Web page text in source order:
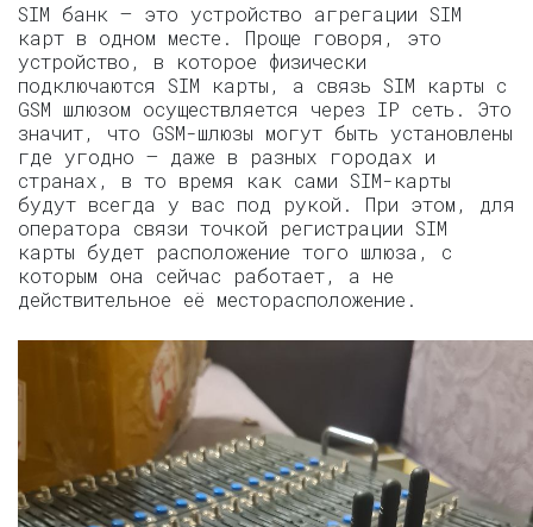
SIM банк — это устройство агрегации SIM
карт в одном месте. Проще говоря, это
устройство, в которое физически
подключаются SIM карты, а связь SIM карты с
GSM шлюзом осуществляется через IP сеть. Это
значит, что GSM-шлюзы могут быть установлены
где угодно – даже в разных городах и
странах, в то время как сами SIM-карты
будут всегда у вас под рукой. При этом, для
оператора связи точкой регистрации SIM
карты будет расположение того шлюза, с
которым она сейчас работает, а не
действительное её месторасположение.